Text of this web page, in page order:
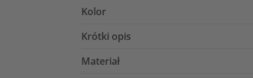
Kolor
Krótki opis
Materiał